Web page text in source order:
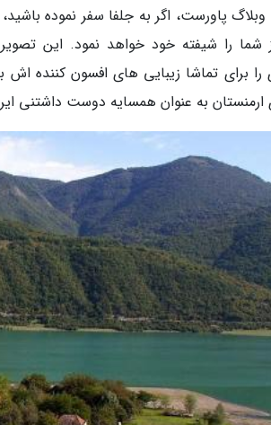
پاورست، اگر به جلفا سفر نموده
شما را شیفته خود خواهد نمود. این
را برای تماشا زیبایی های افسون کننده
به عنوان همسایه دوست داشتنی